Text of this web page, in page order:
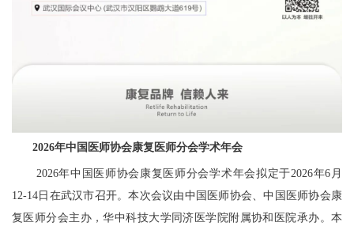
2026年中国医师协会康复医师分会学术年会
2026年中国医师协会康复医师分会学术年会拟定于2026年6月
12-14日在武汉市召开。本次会议由中国医师协会、中国医师协会康
复医师分会主办，华中科技大学同济医学院附属协和医院承办。本